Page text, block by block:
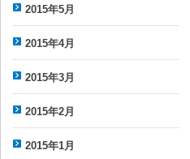
2015年5月
2015年4月
2015年3月
2015年2月
2015年1月